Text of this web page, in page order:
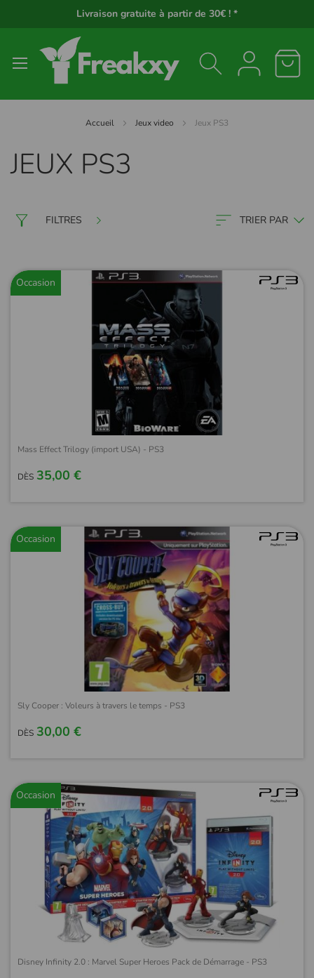
Livraison gratuite à partir de 30€ ! *
Accueil Jeux video Jeux PS3
JEUX PS3
FILTRES TRIER PAR
Occasion
Mass Effect Trilogy (import USA) - PS3
DÈS 35,00 €
Occasion
Sly Cooper : Voleurs à travers le temps - PS3
DÈS 30,00 €
Occasion
Disney Infinity 2.0 : Marvel Super Heroes Pack de Démarrage - PS3
Panneau de gestion des cookies